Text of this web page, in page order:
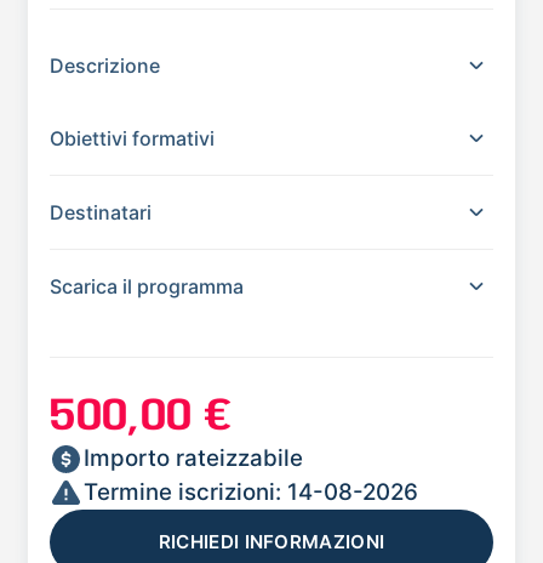
Descrizione
Obiettivi formativi
Destinatari
Scarica il programma
500,00 €
Importo rateizzabile
Termine iscrizioni: 14-08-2026
RICHIEDI INFORMAZIONI